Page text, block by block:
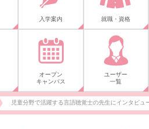
入学案内 就職・資格
オープン
キャンパス
ユーザー
一覧
児童分野で活躍する言語聴覚士の先生にインタビュ